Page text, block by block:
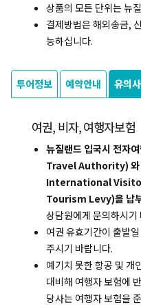
상품의 모든 단위는 뉴
결제방법은 해외송금,
능하십니다.
투어정보 예약안내 유의
여권, 비자, 여행자보험
뉴질랜드 입국시 전자
Travel Authority) 와
International
Tourism Levy)을 납
상담원에게 문의하시기
여권 유효기간이 출발
주시기 바랍니다.
예기치 못한 항공 및 개
대비해 여행자 보험에
당사는 여행자 보험을